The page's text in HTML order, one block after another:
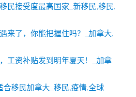
民接受度最高国家_新移民,移民,
来了，你能把握住吗？_加拿大,
工资补贴发到明年夏天！_加拿
合移民加拿大_移民,疫情,全球